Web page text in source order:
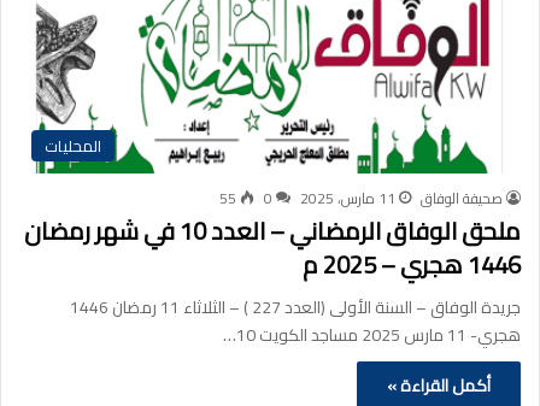
المحليات
صحيفة الوفاق 11 مارس، 2025 0
55
ملحق الوفاق الرمضاني – العدد 10 في شهر رمضان
1446 هجري – 2025 م
جريدة الوفاق – السنة الأولى (العدد 227 ) – الثلاثاء 11 رمضان 1446
هجري- 11 مارس 2025 مساجد الكويت 10…
أكمل القراءة »